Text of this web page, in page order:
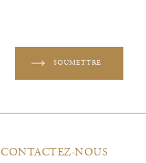
SOUMETTRE
CONTACTEZ-NOUS